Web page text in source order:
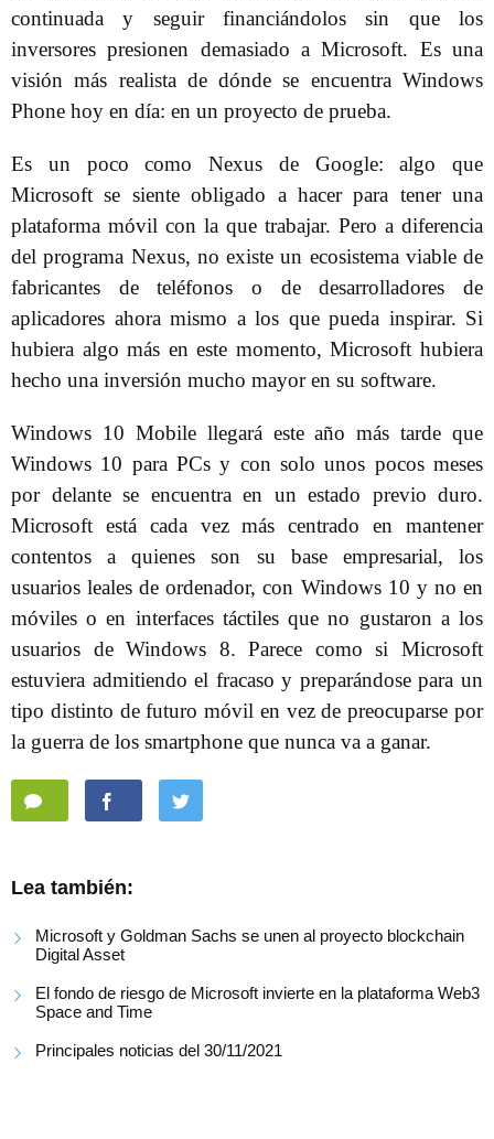
continuada y seguir financiándolos sin que los
inversores presionen demasiado a Microsoft. Es una
visión más realista de dónde se encuentra Windows
Phone hoy en día: en un proyecto de prueba.
Es un poco como Nexus de Google: algo que
Microsoft se siente obligado a hacer para tener una
plataforma móvil con la que trabajar. Pero a diferencia
del programa Nexus, no existe un ecosistema viable de
fabricantes de teléfonos o de desarrolladores de
aplicadores ahora mismo a los que pueda inspirar. Si
hubiera algo más en este momento, Microsoft hubiera
hecho una inversión mucho mayor en su software.
Windows 10 Mobile llegará este año más tarde que
Windows 10 para PCs y con solo unos pocos meses
por delante se encuentra en un estado previo duro.
Microsoft está cada vez más centrado en mantener
contentos a quienes son su base empresarial, los
usuarios leales de ordenador, con Windows 10 y no en
móviles o en interfaces táctiles que no gustaron a los
usuarios de Windows 8. Parece como si Microsoft
estuviera admitiendo el fracaso y preparándose para un
tipo distinto de futuro móvil en vez de preocuparse por
la guerra de los smartphone que nunca va a ganar.
Lea también:
Microsoft y Goldman Sachs se unen al proyecto blockchain
Digital Asset
El fondo de riesgo de Microsoft invierte en la plataforma Web3
Space and Time
Principales noticias del 30/11/2021